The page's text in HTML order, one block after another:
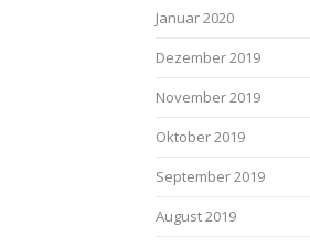
Januar 2020
Dezember 2019
November 2019
Oktober 2019
September 2019
August 2019